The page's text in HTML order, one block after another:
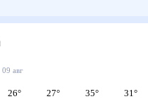
09 авг
26° 27° 35° 31°